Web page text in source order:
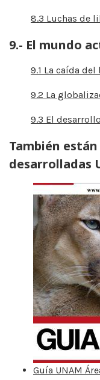
8.3 Luchas de
9.- El mundo
9.1 La caída
9.2 La
9.3 El
También
desarrolladas
Guía UNAM